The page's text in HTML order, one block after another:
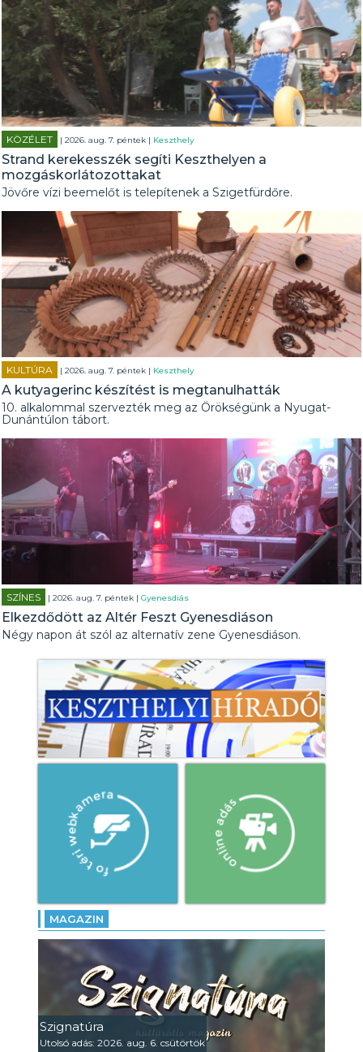
KÖZÉLET | 2026. aug. 7. péntek | Keszthely
Strand kerekesszék segíti Keszthelyen a
mozgáskorlátozottakat
Jövőre vízi beemelőt is telepítenek a Szigetfürdőre.
KULTÚRA | 2026. aug. 7. péntek | Keszthely
A kutyagerinc készítést is megtanulhatták
10. alkalommal szervezték meg az Örökségünk a Nyugat-
Dunántúlon tábort.
SZÍNES | 2026. aug. 7. péntek |Gyenesdiás
Elkezdődött az Altér Feszt Gyenesdiáson
Négy napon át szól az alternatív zene Gyenesdiáson.
MAGAZIN
Szignatúra
Utolsó adás: 2026. aug. 6. csütörtök